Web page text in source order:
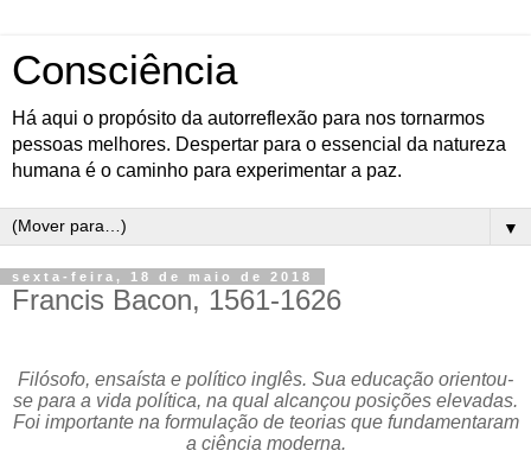
Consciência
Há aqui o propósito da autorreflexão para nos tornarmos
pessoas melhores. Despertar para o essencial da natureza
humana é o caminho para experimentar a paz.
▼
sexta-feira, 18 de maio de 2018
Francis Bacon, 1561-1626
Filósofo, ensaísta e político inglês. Sua educação orientou-
se para a vida política, na qual alcançou posições elevadas.
Foi importante na formulação de teorias que fundamentaram
a ciência moderna.